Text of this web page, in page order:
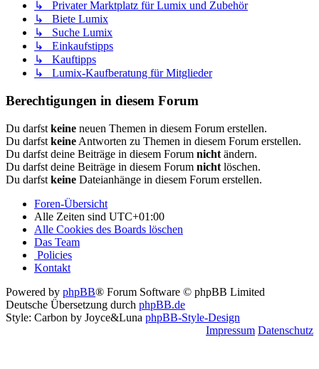
↳ Privater Marktplatz für Lumix und Zubehör
↳ Biete Lumix
↳ Suche Lumix
↳ Einkaufstipps
↳ Kauftipps
↳ Lumix-Kaufberatung für Mitglieder
Berechtigungen in diesem Forum
Du darfst keine neuen Themen in diesem Forum erstellen.
Du darfst keine Antworten zu Themen in diesem Forum erstellen.
Du darfst deine Beiträge in diesem Forum nicht ändern.
Du darfst deine Beiträge in diesem Forum nicht löschen.
Du darfst keine Dateianhänge in diesem Forum erstellen.
Foren-Übersicht
Alle Zeiten sind UTC+01:00
Alle Cookies des Boards löschen
Das Team
Policies
Kontakt
Powered by phpBB® Forum Software © phpBB Limited
Deutsche Übersetzung durch phpBB.de
Style: Carbon by Joyce&Luna phpBB-Style-Design
Impressum Datenschutz